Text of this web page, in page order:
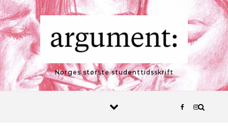
Skip to content
Norges største studenttidsskrift